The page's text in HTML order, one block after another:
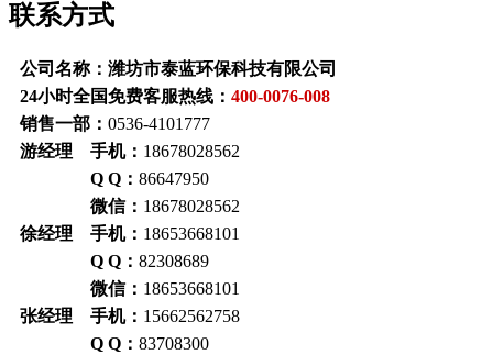
联系方式
公司名称：潍坊市泰蓝环保科技有限公司
24小时全国免费客服热线： 400-0076-008
销售一部： 0536-4101777
游经理 手机： 18678028562
Q Q： 86647950
微信： 18678028562
徐经理 手机： 18653668101
Q Q： 82308689
微信： 18653668101
张经理 手机： 15662562758
Q Q： 83708300